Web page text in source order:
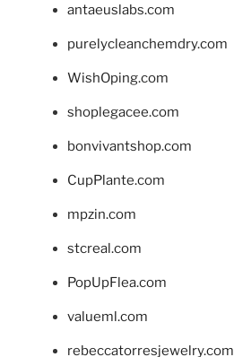
antaeuslabs.com
purelycleanchemdry.com
WishOping.com
shoplegacee.com
bonvivantshop.com
CupPlante.com
mpzin.com
stcreal.com
PopUpFlea.com
valueml.com
rebeccatorresjewelry.com